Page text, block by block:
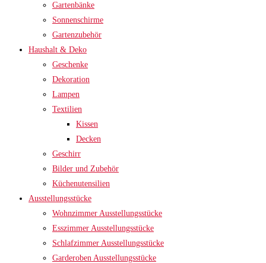
Gartenbänke
Sonnenschirme
Gartenzubehör
Haushalt & Deko
Geschenke
Dekoration
Lampen
Textilien
Kissen
Decken
Geschirr
Bilder und Zubehör
Küchenutensilien
Ausstellungsstücke
Wohnzimmer Ausstellungsstücke
Esszimmer Ausstellungsstücke
Schlafzimmer Ausstellungsstücke
Garderoben Ausstellungsstücke